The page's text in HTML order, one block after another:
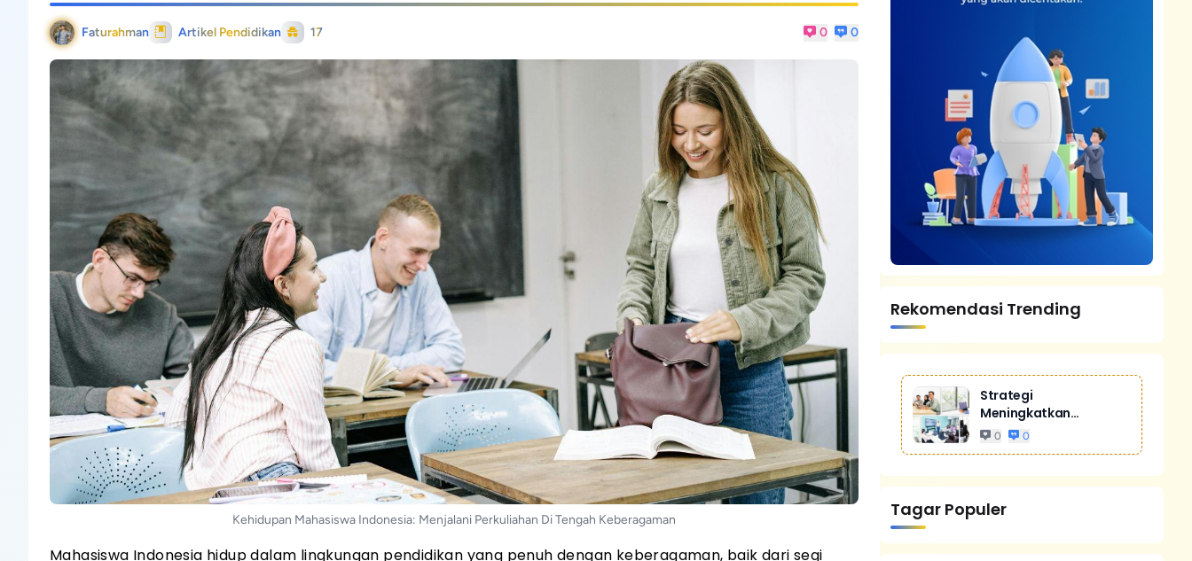
Faturahman Artikel Pendidikan 17 0 0
Kehidupan Mahasiswa Indonesia: Menjalani Perkuliahan Di Tengah Keberagaman
Mahasiswa Indonesia hidup dalam lingkungan pendidikan yang penuh dengan keberagaman, baik dari segi
Rekomendasi Trending
Strategi
Meningkatkan
Penjualan Melalui
0 0
Tagar Populer